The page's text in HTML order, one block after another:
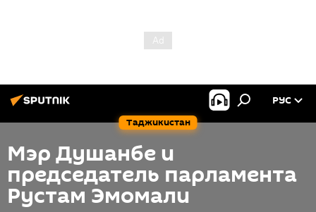
Таджикистан
РУС
Мэр Душанбе и
председатель парламента
Рустам Эмомали